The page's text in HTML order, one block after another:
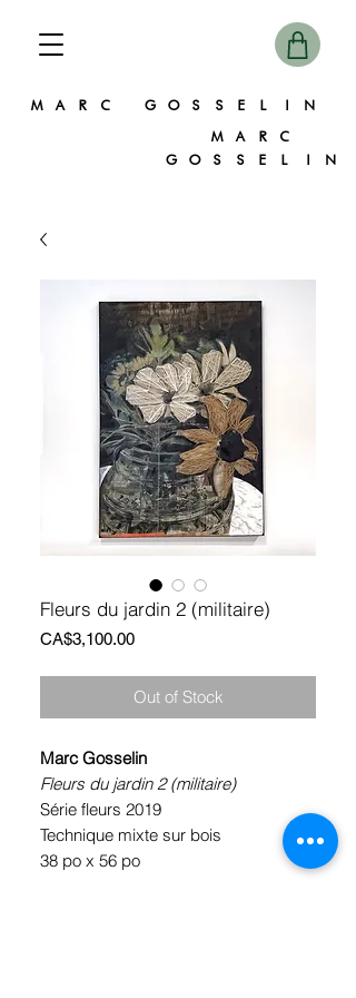
MARC GOSSELIN
MARC
GOSSELIN
Fleurs du jardin 2 (militaire)
CA$3,100.00Price
Out of Stock
Marc Gosselin
Fleurs du jardin 2 (militaire)
Série fleurs 2019
Technique mixte sur bois
38 po x 56 po